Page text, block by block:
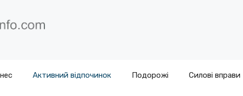
Активний відпочинок Подорожі Силові вправи